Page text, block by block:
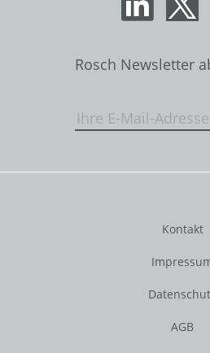
Rosch Newsletter
Kontakt
AGB